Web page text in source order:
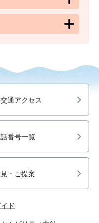
通アクセス
番号一覧
・ご提案
ド